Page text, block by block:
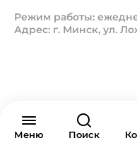
Режим работы:
Адрес: г. Минск, ул.
Меню Поиск